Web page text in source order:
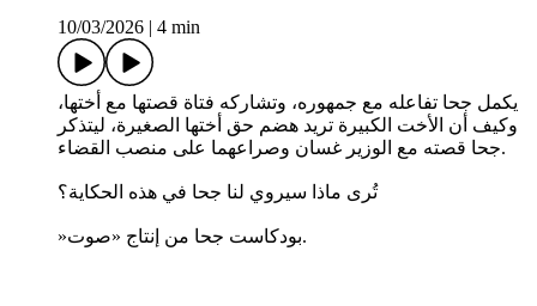
10/03/2026
4 min
يكمل جحا تفاعله مع جمهوره، وتشاركه فتاة قصتها مع أختها،
وكيف أن الأخت الكبيرة تريد هضم حق أختها الصغيرة، ليتذكر
جحا قصته مع الوزير غسان وصراعهما على منصب القضاء.
تُرى ماذا سيروي لنا جحا في هذه الحكاية؟
»بودكاست جحا من إنتاج «صوت.